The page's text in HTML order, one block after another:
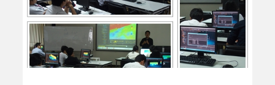
ลำเลียง 2 สายพาน, การบดย่อยสินแร่
ขั้นละเอียด, การเคลือบผิวเม็ดยา
เป็นต้น ซึ่งงานนี้ได้รับการตอบรับจาก
วิศวกร อาจารย์ นักวิชาการ และผู้ที่อยู่